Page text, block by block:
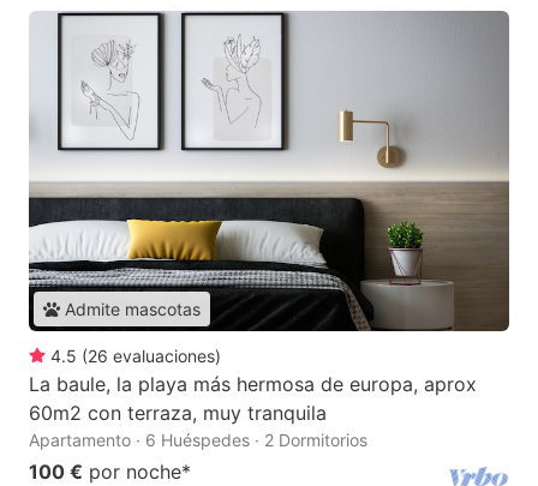
Admite mascotas
4.5 (26 evaluaciones)
La baule, la playa más hermosa de europa, aprox
60m2 con terraza, muy tranquila
Apartamento · 6 Huéspedes · 2 Dormitorios
100 € por noche*